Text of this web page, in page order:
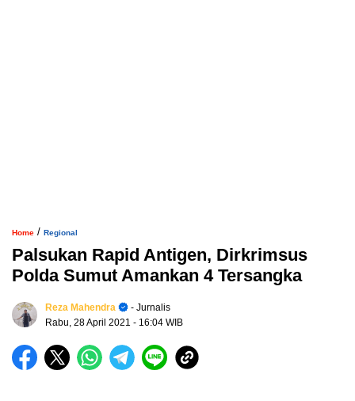
Home / Regional
Palsukan Rapid Antigen, Dirkrimsus
Polda Sumut Amankan 4 Tersangka
Reza Mahendra
- Jurnalis
Rabu, 28 April 2021 - 16:04 WIB